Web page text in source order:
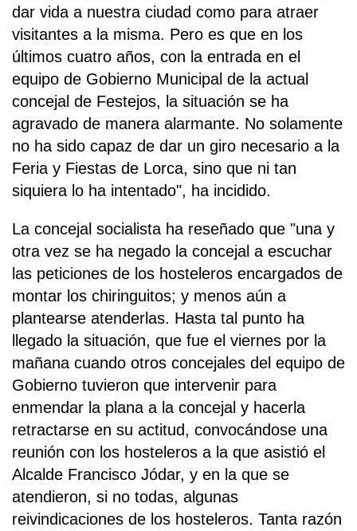
dar vida a nuestra ciudad como para atraer
visitantes a la misma. Pero es que en los
últimos cuatro años, con la entrada en el
equipo de Gobierno Municipal de la actual
concejal de Festejos, la situación se ha
agravado de manera alarmante. No solamente
no ha sido capaz de dar un giro necesario a la
Feria y Fiestas de Lorca, sino que ni tan
siquiera lo ha intentado", ha incidido.
La concejal socialista ha reseñado que "una y
otra vez se ha negado la concejal a escuchar
las peticiones de los hosteleros encargados de
montar los chiringuitos; y menos aún a
plantearse atenderlas. Hasta tal punto ha
llegado la situación, que fue el viernes por la
mañana cuando otros concejales del equipo de
Gobierno tuvieron que intervenir para
enmendar la plana a la concejal y hacerla
retractarse en su actitud, convocándose una
reunión con los hosteleros a la que asistió el
Alcalde Francisco Jódar, y en la que se
atendieron, si no todas, algunas
reivindicaciones de los hosteleros. Tanta razón